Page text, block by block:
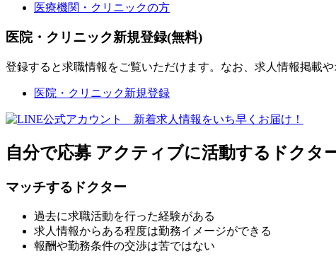
医療機関・クリニックの方
医院・クリニック新規登録(無料)
登録すると求職情報をご覧いただけます。なお、求人情報掲載
医院・クリニック新規登録
自分で応募 アクティブに活動するドクタ
マッチするドクター
過去に求職活動を行った経験がある
求人情報からある程度は勤務イメージができる
報酬や勤務条件の交渉は苦ではない